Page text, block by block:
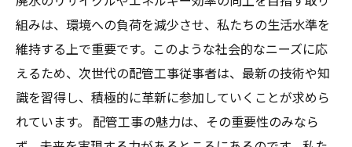
組みは、環境への負荷を減少させ、私たちの生活水準を
維持する上で重要です。このような社会的なニーズに応
えるため、次世代の配管工事従事者は、最新の技術や知
識を習得し、積極的に革新に参加していくことが求めら
れています。 配管工事の魅力は、その重要性のみなら